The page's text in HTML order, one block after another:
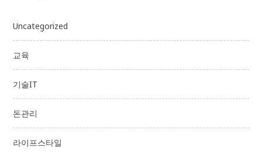
Uncategorized
교육
기술IT
돈관리
라이프스타일